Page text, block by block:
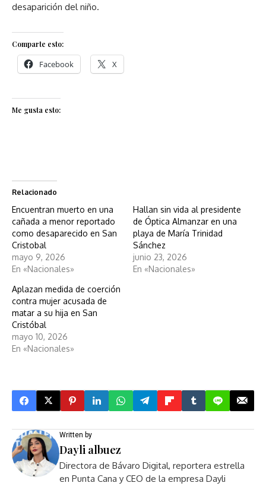
desaparición del niño.
Comparte esto:
Facebook X
Me gusta esto:
Relacionado
Encuentran muerto en una
cañada a menor reportado
como desaparecido en San
Cristobal
mayo 9, 2026
En «Nacionales»
Hallan sin vida al presidente
de Óptica Almanzar en una
playa de María Trinidad
Sánchez
junio 23, 2026
En «Nacionales»
Aplazan medida de coerción
contra mujer acusada de
matar a su hija en San
Cristóbal
mayo 10, 2026
En «Nacionales»
Written by
Dayli albuez
Directora de Bávaro Digital, reportera estrella
en Punta Cana y CEO de la empresa Dayli